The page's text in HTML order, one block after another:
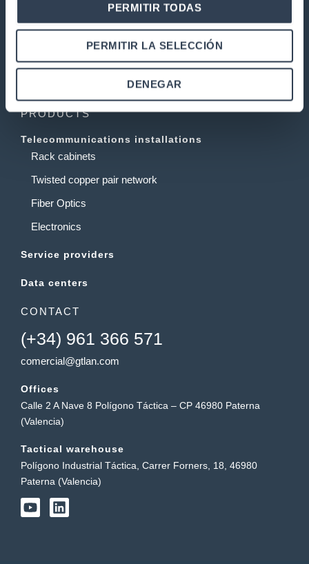
PERMITIR TODAS
PERMITIR LA SELECCIÓN
DENEGAR
Work with us
PRODUCTS
Telecommunications installations
Rack cabinets
Twisted copper pair network
Fiber Optics
Electronics
Service providers
Data centers
CONTACT
(+34) 961 366 571
comercial@gtlan.com
Offices
Calle 2 A Nave 8 Polígono Táctica – CP 46980 Paterna
(Valencia)
Tactical warehouse
Polígono Industrial Táctica, Carrer Forners, 18, 46980
Paterna (Valencia)
Y
o
L
i